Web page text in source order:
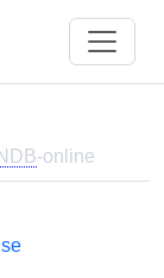
NDB-online